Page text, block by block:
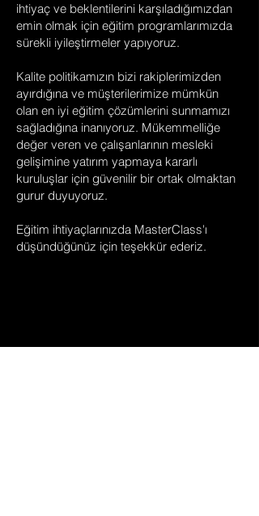
ihtiyaç ve beklentilerini karşıladığımızdan
emin olmak için eğitim programlarımızda
sürekli iyileştirmeler yapıyoruz.
Kalite politikamızın bizi rakiplerimizden
ayırdığına ve müşterilerimize mümkün
olan en iyi eğitim çözümlerini sunmamızı
sağladığına inanıyoruz. Mükemmelliğe
değer veren ve çalışanlarının mesleki
gelişimine yatırım yapmaya kararlı
kuruluşlar için güvenilir bir ortak olmaktan
gurur duyuyoruz.
Eğitim ihtiyaçlarınızda MasterClass'ı
düşündüğünüz için teşekkür ederiz.